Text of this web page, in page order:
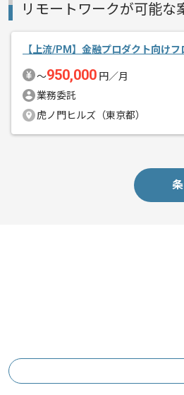
リモートワークが可能な
【上流/PM】金融プロダクト向け
〜950,000 円／月
業務委託
虎ノ門ヒルズ（東京都）